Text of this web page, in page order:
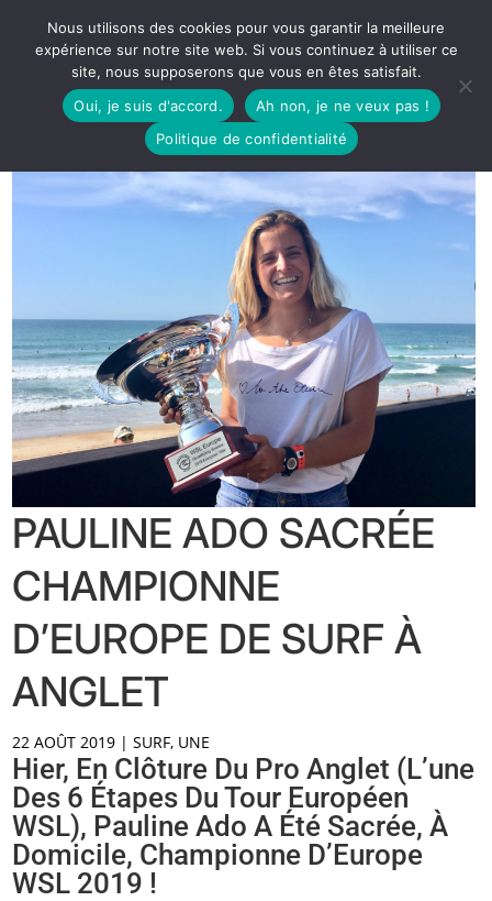
PAULINE ADO SACRÉE
CHAMPIONNE
D’EUROPE DE SURF À
ANGLET
22 AOÛT 2019 |SURF, UNE
Hier, En Clôture Du Pro Anglet (l’une
Des 6 Étapes Du Tour Européen
WSL), Pauline Ado A Été Sacrée, À
Domicile, Championne D’Europe
WSL 2019 !
Nous utilisons des cookies pour vous garantir la meilleure
expérience sur notre site web. Si vous continuez à utiliser ce
site, nous supposerons que vous en êtes satisfait.
Oui, je suis d'accord.
Ah non, je ne veux pas !
Politique de confidentialité